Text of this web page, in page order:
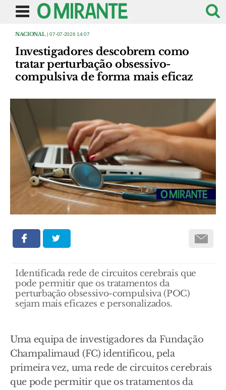
NACIONAL| 07-07-2026 14:07
Investigadores descobrem como
tratar perturbação obsessivo-
compulsiva de forma mais eficaz
Identificada rede de circuitos cerebrais que
pode permitir que os tratamentos da
perturbação obsessivo-compulsiva (POC)
sejam mais eficazes e personalizados.
Uma equipa de investigadores da Fundação
Champalimaud (FC) identificou, pela
primeira vez, uma rede de circuitos cerebrais
que pode permitir que os tratamentos da